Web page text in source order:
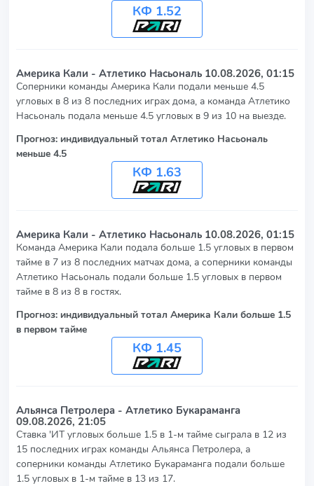
КФ 1.52
Америка Кали - Атлетико Насьональ 10.08.2026, 01:15
Соперники команды Америка Кали подали меньше 4.5
угловых в 8 из 8 последних играх дома, а команда Атлетико
Насьональ подала меньше 4.5 угловых в 9 из 10 на выезде.
Прогноз: индивидуальный тотал Атлетико Насьональ
меньше 4.5
КФ 1.63
Америка Кали - Атлетико Насьональ 10.08.2026, 01:15
Команда Америка Кали подала больше 1.5 угловых в первом
тайме в 7 из 8 последних матчах дома, а соперники команды
Атлетико Насьональ подали больше 1.5 угловых в первом
тайме в 8 из 8 в гостях.
Прогноз: индивидуальный тотал Америка Кали больше 1.5
в первом тайме
КФ 1.45
Альянса Петролера - Атлетико Букараманга
09.08.2026, 21:05
Ставка 'ИТ угловых больше 1.5 в 1-м тайме сыграла в 12 из
15 последних играх команды Альянса Петролера, а
соперники команды Атлетико Букараманга подали больше
1.5 угловых в 1-м тайме в 13 из 17.